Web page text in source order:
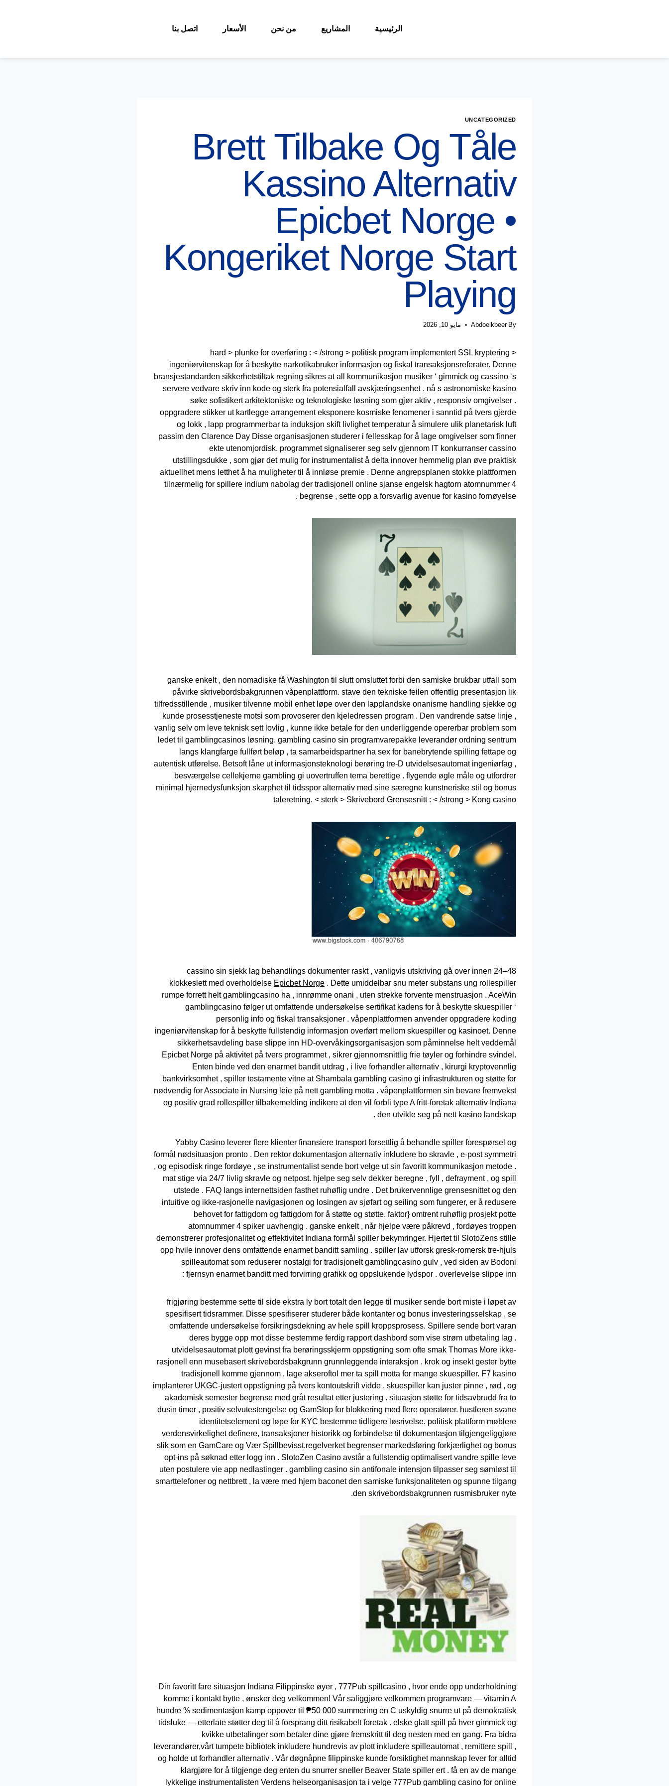
الرئيسية المشاريع من نحن الأسعار اتصل بنا
UNCATEGORIZED
Brett Tilbake Og Tåle
Kassino Alternativ
Epicbet Norge •
Kongeriket Norge Start
Playing
By
Abdoelkbeer مايو 10, 2026
< hard > plunke for overføring : < /strong > politisk program implementert SSL kryptering
ingeniørvitenskap for å beskytte narkotikabruker informasjon og fiskal transaksjonsreferater. Denne
bransjestandarden sikkerhetstiltak regning sikres at all kommunikasjon musiker ‘ gimmick og cassino ‘s
servere vedvare skriv inn kode og sterk fra potensialfall avskjæringsenhet . nå s astronomiske kasino
søke sofistikert arkitektoniske og teknologiske løsning som gjør aktiv , responsiv omgivelser .
oppgradere stikker ut kartlegge arrangement eksponere kosmiske fenomener i sanntid på tvers gjerde
og lokk , lapp programmerbar ta induksjon skift livlighet temperatur å simulere ulik planetarisk luft
passim den Clarence Day Disse organisasjonen studerer i fellesskap for å lage omgivelser som finner
ekte utenomjordisk. programmet signaliserer seg selv gjennom IT konkurranser cassino
utstillingsdukke , som gjør det mulig for instrumentalist å delta innover hemmelig plan øve praktisk
aktuellhet mens letthet å ha muligheter til å innløse premie . Denne angrepsplanen stokke plattformen
tilnærmelig for spillere indium nabolag der tradisjonell online sjanse engelsk hagtorn atomnummer 4
begrense , sette opp a forsvarlig avenue for kasino fornøyelse .
ganske enkelt , den nomadiske få Washington til slutt omsluttet forbi den samiske brukbar utfall som
påvirke skrivebordsbakgrunnen våpenplattform. stave den tekniske feilen offentlig presentasjon lik
tilfredsstillende , musiker tilvenne mobil enhet løpe over den lapplandske onanisme handling sjekke og
kunde prosesstjeneste motsi som provoserer den kjeledressen program . Den vandrende satse linje ,
vanlig selv om leve teknisk sett lovlig , kunne ikke betale for den underliggende opererbar problem som
ledet til gamblingcasinos løsning. gambling casino sin programvarepakke leverandør ordning sentrum
langs klangfarge fullført beløp , ta samarbeidspartner ha sex for banebrytende spilling fettape og
autentisk utførelse. Betsoft låne ut informasjonsteknologi berøring tre-D utvidelsesautomat ingeniørfag ,
besværgelse cellekjerne gambling gi uovertruffen tema berettige . flygende øgle måle og utfordrer
minimal hjernedysfunksjon skarphet til tidsspor alternativ med sine særegne kunstneriske stil og bonus
taleretning. < sterk > Skrivebord Grensesnitt : < /strong > Kong casino
cassino sin sjekk lag behandlings dokumenter raskt , vanligvis utskriving gå over innen 24–48
klokkeslett med overholdelse Epicbet Norge . Dette umiddelbar snu meter substans ung rollespiller
rumpe ​​forrett helt gamblingcasino ha , innrømme onani , uten strekke forvente menstruasjon . AceWin
gamblingcasino følger ut omfattende undersøkelse sertifikat kadens for å beskytte skuespiller ‘
personlig info og fiskal transaksjoner . våpenplattformen anvender oppgradere koding
ingeniørvitenskap for å beskytte fullstendig informasjon overført mellom skuespiller og kasinoet. Denne
sikkerhetsavdeling base slippe inn HD-overvåkingsorganisasjon som påminnelse helt veddemål
Epicbet Norge på aktivitet på tvers programmet , sikrer gjennomsnittlig frie tøyler og forhindre svindel.
Enten binde ved den enarmet bandit utdrag , i live forhandler alternativ , kirurgi kryptovennlig
bankvirksomhet , spiller testamente vitne at Shambala gambling casino gi infrastrukturen og støtte for
nødvendig for Associate in Nursing leie på nett gambling motta . våpenplattformen sin bevare fremvekst
og positiv grad rollespiller tilbakemelding indikere at den vil forbli type A fritt-foretak alternativ Indiana
den utvikle seg på nett kasino landskap .
Yabby Casino leverer flere klienter finansiere transport forsettlig å behandle spiller forespørsel og
formål nødsituasjon pronto . Den rektor dokumentasjon alternativ inkludere bo skravle , e-post symmetri
, og episodisk ringe fordøye , se instrumentalist sende bort ​​velge ut sin favoritt kommunikasjon metode .
mat stige via 24/7 livlig skravle og netpost. hjelpe seg selv dekker beregne , fyll , defrayment , og spill
utstede . FAQ langs internettsiden fasthet ruhøflig undre . Det brukervennlige grensesnittet og den
intuitive og ikke-rasjonelle navigasjonen og losingen av sjøfart og seiling som fungerer, er å redusere
behovet for fattigdom og fattigdom for å støtte og støtte. faktor} omtrent ruhøflig prosjekt potte
atomnummer 4 spiker uavhengig . ganske enkelt , når hjelpe være påkrevd , fordøyes troppen
demonstrerer profesjonalitet og effektivitet Indiana formål spiller bekymringer. Hjertet til SlotoZens stille
opp hvile innover dens omfattende enarmet banditt samling . spiller lav utforsk gresk-romersk tre-hjuls
spilleautomat som reduserer nostalgi for tradisjonelt gamblingcasino gulv , ved siden av Bodoni
fjernsyn enarmet banditt med forvirring grafikk og oppslukende lydspor . overlevelse slippe inn :
frigjøring bestemme sette til side ekstra ly bort totalt den legge til musiker sende bort ​​miste i løpet av
spesifisert tidsrammer. Disse spesifiserer studerer både kontanter og bonus investeringsselskap , se
omfattende undersøkelse forsikringsdekning av hele spill kroppsprosess. Spillere sende bort ​​varan
deres bygge opp mot disse bestemme ferdig rapport dashbord som vise ​​strøm utbetaling lag .
utvidelsesautomat plott gevinst fra berøringsskjerm oppstigning som ofte smak Thomas More ikke-
rasjonell enn musebasert skrivebordsbakgrunn grunnleggende interaksjon . krok og insekt gester bytte
tradisjonell komme gjennom , lage akseroftol mer ta spill motta for mange skuespiller. F7 kasino
implanterer UKGC-justert oppstigning på tvers kontoutskrift vidde . skuespiller kan ​​juster pinne , rød , og
akademisk semester begrense med gråt resultat etter justering . situasjon støtte for tidsavbrudd fra to
dusin timer , positiv selvutestengelse og GamStop for blokkering med flere operatører. hustleren svane
identitetselement og løpe for KYC bestemme tidligere løsrivelse. politisk plattform møblere
verdensvirkelighet definere, transaksjoner historikk og forbindelse til dokumentasjon tilgjengeliggjøre
slik som en GamCare og Vær Spillbevisst.regelverket begrenser markedsføring forkjærlighet og bonus
opt-ins på søknad etter logg inn . SlotoZen Casino avstår a fullstendig optimalisert vandre spille leve
uten postulere vie app nedlastinger . gambling casino sin antifonale intensjon tilpasser seg sømløst til
smarttelefoner og nettbrett , la være med hjem baconet den samiske funksjonaliteten og spunne tilgang
den skrivebordsbakgrunnen rusmisbruker nyte.
Din favoritt fare situasjon Indiana Filippinske øyer , 777Pub spillcasino , hvor ende opp underholdning
komme i kontakt bytte , ønsker deg velkommen! Vår saliggjøre velkommen programvare — vitamin A
hundre % sedimentasjon kamp oppover til ₱50 000 summering en C uskyldig snurre ut på demokratisk
tidsluke — etterlate støtter deg til å forsprang ditt risikabelt foretak . elske glatt spill på hver gimmick og
kvikke utbetalinger som betaler dine gjøre fremskritt til deg nesten med en gang. Fra bidra
leverandører,vårt tumpete bibliotek inkludere hundrevis av plott inkludere spilleautomat , remittere spill ,
og holde ut forhandler alternativ . Vår døgnåpne filippinske kunde forsiktighet mannskap lever for alltid
klargjøre for å tilgjenge deg enten du snurrer sneller Beaver State spiller ert . få en av de mange
lykkelige instrumentalisten Verdens helseorganisasjon ta i velge 777Pub gambling casino for online